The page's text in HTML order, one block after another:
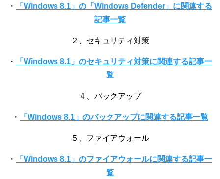
・
「Windows 8.1」の「Windows Defender」に関連する
記事一覧
２、セキュリティ対策
・
「Windows 8.1」のセキュリティ対策に関連する記事一
覧
４、バックアップ
・ 「Windows 8.1」のバックアップに関連する記事一覧
５、ファイアウォール
・
「Windows 8.1」のファイアウォールに関連する記事一
覧